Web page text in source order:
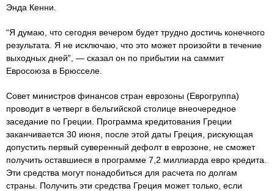
Энда Кенни.
“Я думаю, что сегодня вечером будет трудно достичь конечного
результата. Я не исключаю, что это может произойти в течение
выходных дней”, — сказал он по прибытии на саммит
Евросоюза в Брюсселе.
Совет министров финансов стран еврозоны (Еврогруппа)
проводит в четверг в бельгийской столице внеочередное
заседание по Греции. Программа кредитования Греции
заканчивается 30 июня, после этой даты Греция, рискующая
допустить первый суверенный дефолт в еврозоне, не сможет
получить оставшиеся в программе 7,2 миллиарда евро кредита.
Эти средства могут понадобиться для расчета по долгам
страны. Получить эти средства Греция может только, если